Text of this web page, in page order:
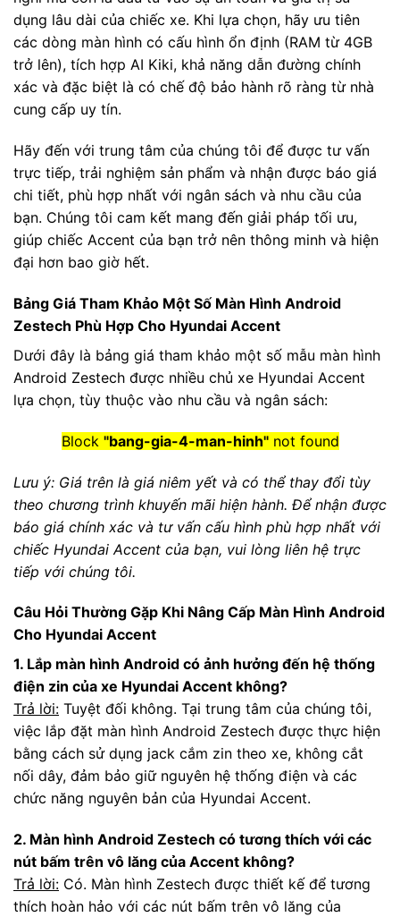
dụng lâu dài của chiếc xe. Khi lựa chọn, hãy ưu tiên
các dòng màn hình có cấu hình ổn định (RAM từ 4GB
trở lên), tích hợp AI Kiki, khả năng dẫn đường chính
xác và đặc biệt là có chế độ bảo hành rõ ràng từ nhà
cung cấp uy tín.
Hãy đến với trung tâm của chúng tôi để được tư vấn
trực tiếp, trải nghiệm sản phẩm và nhận được báo giá
chi tiết, phù hợp nhất với ngân sách và nhu cầu của
bạn. Chúng tôi cam kết mang đến giải pháp tối ưu,
giúp chiếc Accent của bạn trở nên thông minh và hiện
đại hơn bao giờ hết.
Bảng Giá Tham Khảo Một Số Màn Hình Android
Zestech Phù Hợp Cho Hyundai Accent
Dưới đây là bảng giá tham khảo một số mẫu màn hình
Android Zestech được nhiều chủ xe Hyundai Accent
lựa chọn, tùy thuộc vào nhu cầu và ngân sách:
Block "bang-gia-4-man-hinh"not found
Lưu ý: Giá trên là giá niêm yết và có thể thay đổi tùy
theo chương trình khuyến mãi hiện hành. Để nhận được
báo giá chính xác và tư vấn cấu hình phù hợp nhất với
chiếc Hyundai Accent của bạn, vui lòng liên hệ trực
tiếp với chúng tôi.
Câu Hỏi Thường Gặp Khi Nâng Cấp Màn Hình Android
Cho Hyundai Accent
1. Lắp màn hình Android có ảnh hưởng đến hệ thống
điện zin của xe Hyundai Accent không?
Trả lời: Tuyệt đối không. Tại trung tâm của chúng tôi,
việc lắp đặt màn hình Android Zestech được thực hiện
bằng cách sử dụng jack cắm zin theo xe, không cắt
nối dây, đảm bảo giữ nguyên hệ thống điện và các
chức năng nguyên bản của Hyundai Accent.
2. Màn hình Android Zestech có tương thích với các
nút bấm trên vô lăng của Accent không?
Trả lời: Có. Màn hình Zestech được thiết kế để tương
thích hoàn hảo với các nút bấm trên vô lăng của